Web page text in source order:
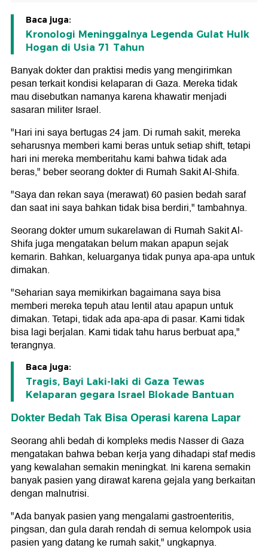
Baca juga:
Kronologi Meninggalnya Legenda Gulat Hulk
Hogan di Usia 71 Tahun
Banyak dokter dan praktisi medis yang mengirimkan
pesan terkait kondisi kelaparan di Gaza. Mereka tidak
mau disebutkan namanya karena khawatir menjadi
sasaran militer Israel.
"Hari ini saya bertugas 24 jam. Di rumah sakit, mereka
seharusnya memberi kami beras untuk setiap shift, tetapi
hari ini mereka memberitahu kami bahwa tidak ada
beras," beber seorang dokter di Rumah Sakit Al-Shifa.
"Saya dan rekan saya (merawat) 60 pasien bedah saraf
dan saat ini saya bahkan tidak bisa berdiri," tambahnya.
Seorang dokter umum sukarelawan di Rumah Sakit Al-
Shifa juga mengatakan belum makan apapun sejak
kemarin. Bahkan, keluarganya tidak punya apa-apa untuk
dimakan.
"Seharian saya memikirkan bagaimana saya bisa
memberi mereka tepuh atau lentil atau apapun untuk
dimakan. Tetapi, tidak ada apa-apa di pasar. Kami tidak
bisa lagi berjalan. Kami tidak tahu harus berbuat apa,"
terangnya.
Baca juga:
Tragis, Bayi Laki-laki di Gaza Tewas
Kelaparan gegara Israel Blokade Bantuan
Dokter Bedah Tak Bisa Operasi karena Lapar
Seorang ahli bedah di kompleks medis Nasser di Gaza
mengatakan bahwa beban kerja yang dihadapi staf medis
yang kewalahan semakin meningkat. Ini karena semakin
banyak pasien yang dirawat karena gejala yang berkaitan
dengan malnutrisi.
"Ada banyak pasien yang mengalami gastroenteritis,
pingsan, dan gula darah rendah di semua kelompok usia
pasien yang datang ke rumah sakit," ungkapnya.